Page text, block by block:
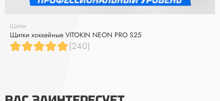
Щитки
Щитки хоккейные VITOKIN NEON PRO S25
(240)